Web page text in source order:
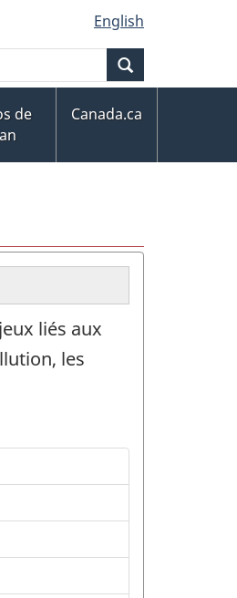
English
de
Canada.ca
liés aux
les